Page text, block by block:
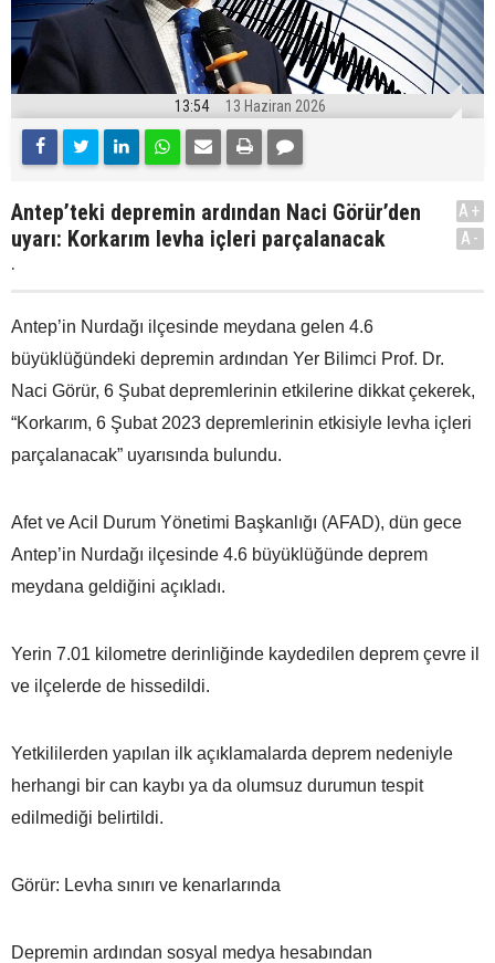
13:54 13 Haziran 2026
Antep’teki depremin ardından Naci Görür’den
uyarı: Korkarım levha içleri parçalanacak
.
A+
A-
Antep’in Nurdağı ilçesinde meydana gelen 4.6
büyüklüğündeki depremin ardından Yer Bilimci Prof. Dr.
Naci Görür, 6 Şubat depremlerinin etkilerine dikkat çekerek,
“Korkarım, 6 Şubat 2023 depremlerinin etkisiyle levha içleri
parçalanacak” uyarısında bulundu.
Afet ve Acil Durum Yönetimi Başkanlığı (AFAD), dün gece
Antep’in Nurdağı ilçesinde 4.6 büyüklüğünde deprem
meydana geldiğini açıkladı.
Yerin 7.01 kilometre derinliğinde kaydedilen deprem çevre il
ve ilçelerde de hissedildi.
Yetkililerden yapılan ilk açıklamalarda deprem nedeniyle
herhangi bir can kaybı ya da olumsuz durumun tespit
edilmediği belirtildi.
Görür: Levha sınırı ve kenarlarında
Depremin ardından sosyal medya hesabından